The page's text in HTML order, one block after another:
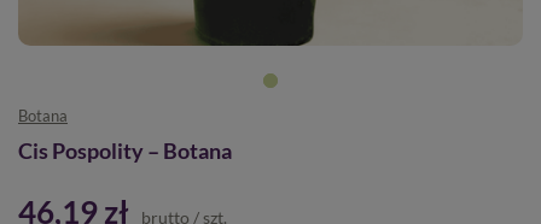
Botana
Cis Pospolity – Botana
46,19 zł brutto / szt.